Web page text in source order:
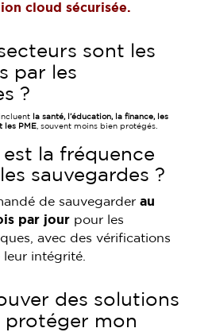
cloud sécurisée.
sont les
par les
?
la santé, l’éducation, la finance, les
les PME , souvent moins bien protégés.
est la fréquence
sauvegardes ?
de sauvegarderau
par jour pour les
avec des vérifications
leur intégrité.
des solutions
protéger mon